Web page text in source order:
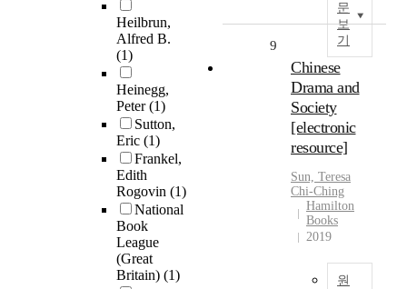
Heilbrun,
Alfred B.
(1)
Heinegg,
Peter(1)
Sutton,
Eric (1)
Frankel,
Edith
Rogovin (1)
National
Book
League
(Great
Britain) (1)
문
보
기
9
Chinese
Drama and
Society
[electronic
resource]
Sun, Teresa
Chi-Ching
Hamilton
Books
2019
원